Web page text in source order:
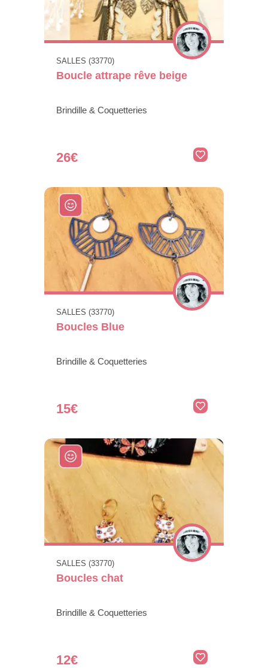
SALLES (33770)
Boucle attrape rêve beige
Brindille & Coquetteries
26€
SALLES (33770)
Boucles Blue
Brindille & Coquetteries
15€
SALLES (33770)
Boucles chat
Brindille & Coquetteries
12€